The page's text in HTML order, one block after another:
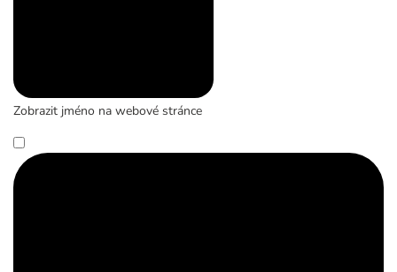
Zobrazit jméno na webové stránce